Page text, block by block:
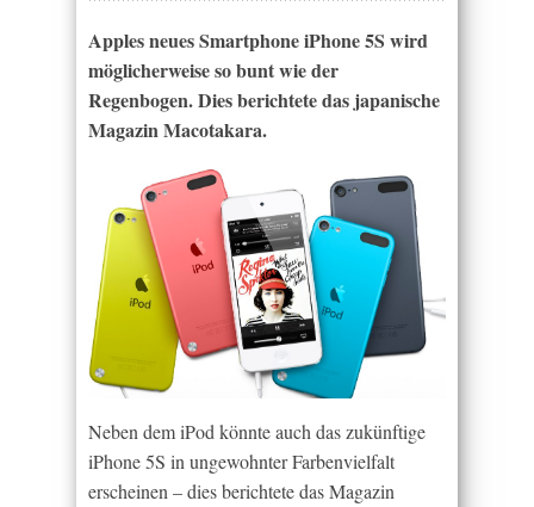
Apples neues Smartphone iPhone 5S wird
möglicherweise so bunt wie der
Regenbogen. Dies berichtete das japanische
Magazin Macotakara.
Neben dem iPod könnte auch das zukünftige
iPhone 5S in ungewohnter Farbenvielfalt
erscheinen – dies berichtete das Magazin